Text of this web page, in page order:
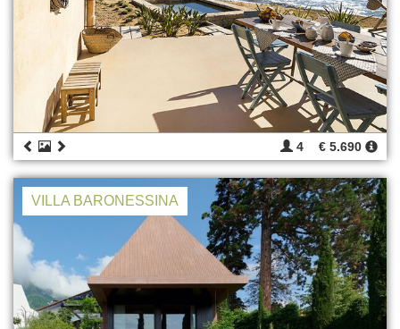
4 € 5.690
VILLA BARONESSINA